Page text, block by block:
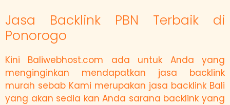
Jasa Backlink PBN Terbaik di
Ponorogo
Kini Baliwebhost.com ada untuk Anda yang
menginginkan mendapatkan jasa backlink
murah sebab Kami merupakan jasa backlink Bali
yang akan sedia kan Anda sarana backlink yang